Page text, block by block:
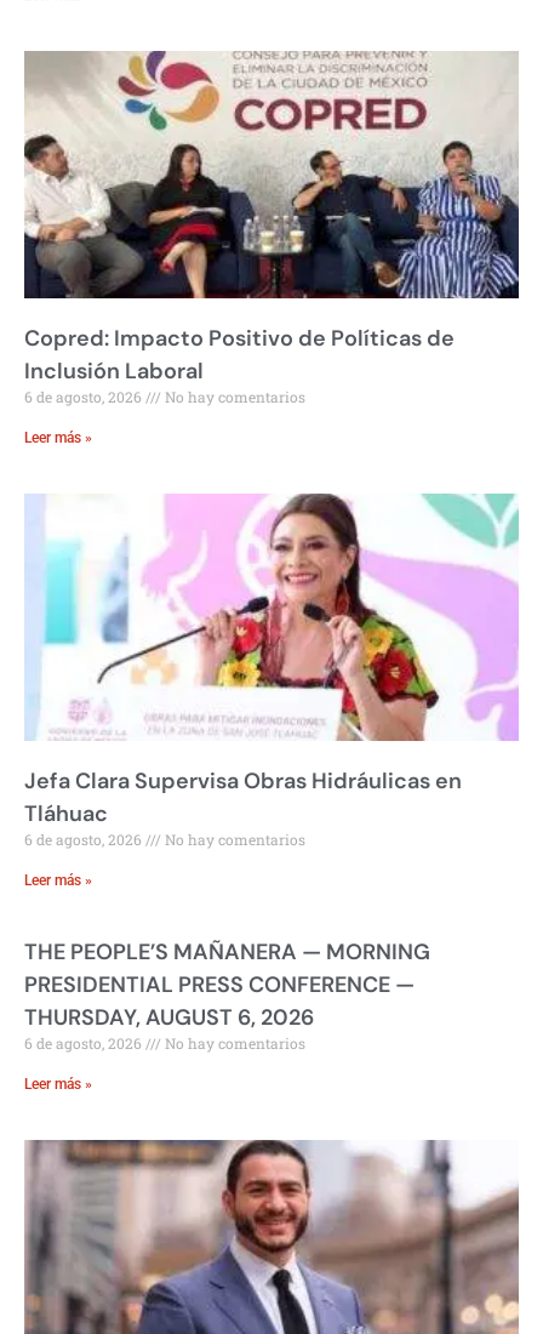
Copred: Impacto Positivo de Políticas de
Inclusión Laboral
6 de agosto, 2026 No hay comentarios
Leer más »
Jefa Clara Supervisa Obras Hidráulicas en
Tláhuac
6 de agosto, 2026 No hay comentarios
Leer más »
THE PEOPLE’S MAÑANERA — MORNING
PRESIDENTIAL PRESS CONFERENCE —
THURSDAY, AUGUST 6, 2026
6 de agosto, 2026 No hay comentarios
Leer más »